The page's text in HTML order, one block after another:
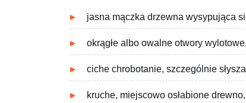
jasna mączka drzewna wysypująca
okrągłe albo owalne otwory
ciche chrobotanie, szczególnie
kruche, miejscowo osłabione